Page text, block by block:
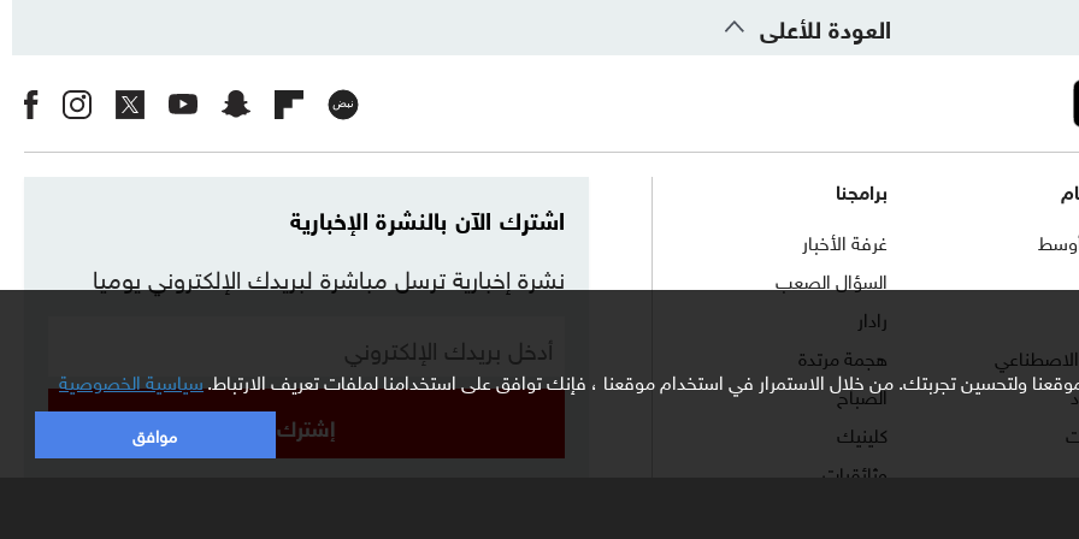
ولتحسين تجربتك. من خلال الاستمرار في استخدام موقعنا ، فإنك توافق على استخدامنا لملفات تعريف الارتباط.سياسية الخصوصية
موافق
العودة للأعلى
الاصطناعي
برامجنا
غرفة الأخبار
السؤال الصعب
رادار
هجمة مرتدة
الصباح
كلينيك
وثائقيات
اشترك الآن بالنشرة الإخبارية
نشرة إخبارية ترسل مباشرة لبريدك الإلكتروني يوميا
إشترك